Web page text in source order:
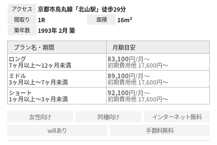
アクセス 京都市烏丸線「北山駅」徒歩29分
間取り 1R 面積 16m²
築年数 1993年 2月 築
プラン名・期間
月額目安
ロング
7ヶ月以上～12ヶ月未満
83,100円/月～
初期費用他 17,600円～
ミドル
3ヶ月以上～7ヶ月未満
89,100円/月～
初期費用他 17,600円～
ショート
1ヶ月以上～3ヶ月未満
92,100円/月～
初期費用他 17,600円～
女性向け 同棲向け
インターネット無料
wifiあり
手数料無料